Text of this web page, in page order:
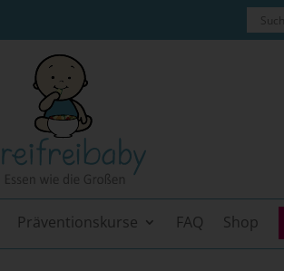
Präventionskurse FAQ Shop